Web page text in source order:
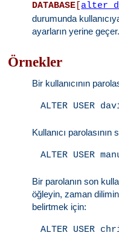
DATABASE
durumunda
ayarların yerine geçer.
Örnekler
Bir kullanıcının
Kullanıcı
Bir parolanın son
öğleyin, zaman
belirtmek için: